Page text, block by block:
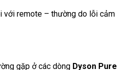
với remote – thường do lỗi cảm
gặp ở các dòng Dyson Pure